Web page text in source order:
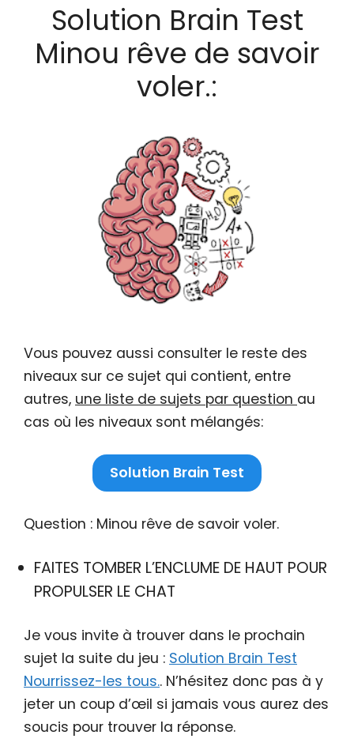
Solution Brain Test
Minou rêve de savoir
voler.:
Vous pouvez aussi consulter le reste des
niveaux sur ce sujet qui contient, entre
autres, une liste de sujets par question au
cas où les niveaux sont mélangés:
Solution Brain Test
Question : Minou rêve de savoir voler.
FAITES TOMBER L’ENCLUME DE HAUT POUR
PROPULSER LE CHAT
Je vous invite à trouver dans le prochain
sujet la suite du jeu : Solution Brain Test
Nourrissez-les tous.. N’hésitez donc pas à y
jeter un coup d’œil si jamais vous aurez des
soucis pour trouver la réponse.